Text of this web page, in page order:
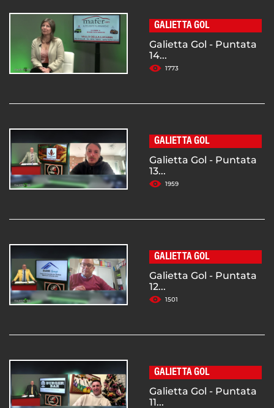
GALIETTA GOL
Galietta Gol - Puntata
14...
1773
GALIETTA GOL
Galietta Gol - Puntata
13...
1959
GALIETTA GOL
Galietta Gol - Puntata
12...
1501
GALIETTA GOL
Galietta Gol - Puntata
11...